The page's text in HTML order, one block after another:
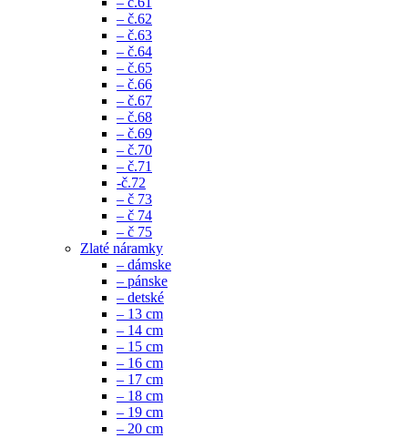
– č.62
– č.63
– č.64
– č.65
– č.66
– č.67
– č.68
– č.69
– č.70
– č.71
-č.72
– č 73
– č 74
– č 75
Zlaté náramky
– dámske
– pánske
– detské
– 13 cm
– 14 cm
– 15 cm
– 16 cm
– 17 cm
– 18 cm
– 19 cm
– 20 cm